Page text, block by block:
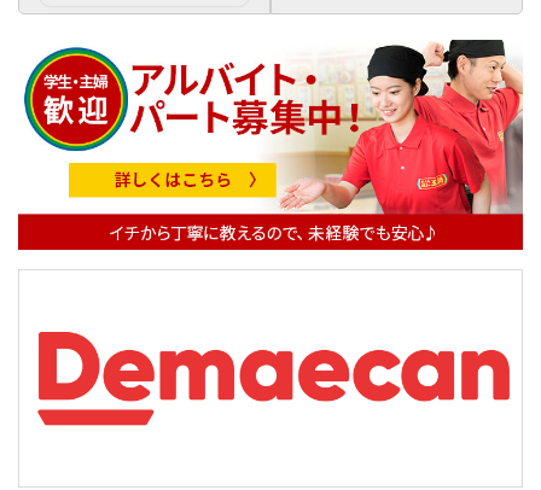
ゲ
ー
シ
ン